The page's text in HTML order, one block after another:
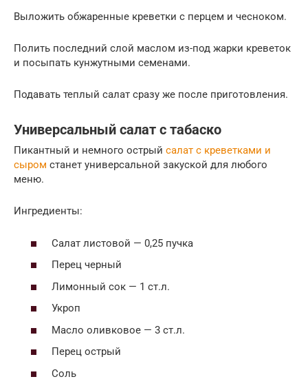
Выложить обжаренные креветки с перцем и чесноком.
Полить последний слой маслом из-под жарки креветок
и посыпать кунжутными семенами.
Подавать теплый салат сразу же после приготовления.
Универсальный салат с табаско
Пикантный и немного острый салат с креветками и
сыром станет универсальной закуской для любого
меню.
Ингредиенты:
Салат листовой — 0,25 пучка
Перец черный
Лимонный сок — 1 ст.л.
Укроп
Масло оливковое — 3 ст.л.
Перец острый
Соль